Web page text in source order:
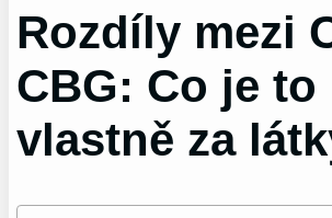
Rozdíly mezi
CBG: Co je to
vlastně za